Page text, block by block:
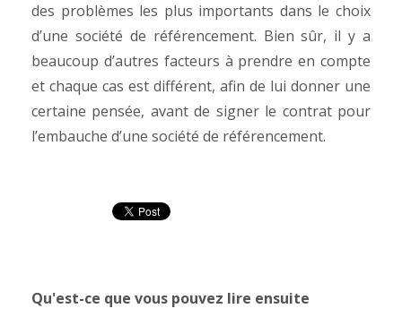
des problèmes les plus importants dans le choix
d’une société de référencement. Bien sûr, il y a
beaucoup d’autres facteurs à prendre en compte
et chaque cas est différent, afin de lui donner une
certaine pensée, avant de signer le contrat pour
l’embauche d’une société de référencement.
Qu'est-ce que vous pouvez lire ensuite